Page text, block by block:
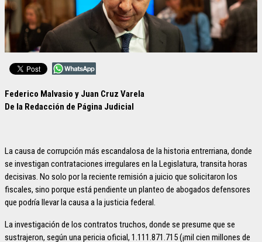
Federico Malvasio y Juan Cruz Varela
De la Redacción de Página Judicial
La causa de corrupción más escandalosa de la historia entrerriana, donde
se investigan contrataciones irregulares en la Legislatura, transita horas
decisivas. No solo por la reciente remisión a juicio que solicitaron los
fiscales, sino porque está pendiente un planteo de abogados defensores
que podría llevar la causa a la justicia federal.
La investigación de los contratos truchos, donde se presume que se
sustrajeron, según una pericia oficial, 1.111.871.715 (¡mil cien millones de